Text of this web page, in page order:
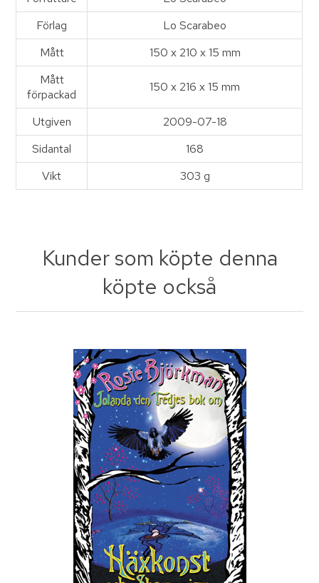
Förlag
Lo Scarabeo
Mått
150 x 210 x 15 mm
Mått
förpackad
150 x 216 x 15 mm
Utgiven
2009-07-18
Sidantal
168
Vikt
303 g
Kunder som köpte denna
köpte också